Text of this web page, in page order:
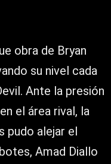
obra de Bryan
su nivel cada
Ante la presión
el área rival, la
pudo alejar el
Amad Diallo